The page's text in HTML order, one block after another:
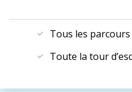
Tous les
Toute la tour